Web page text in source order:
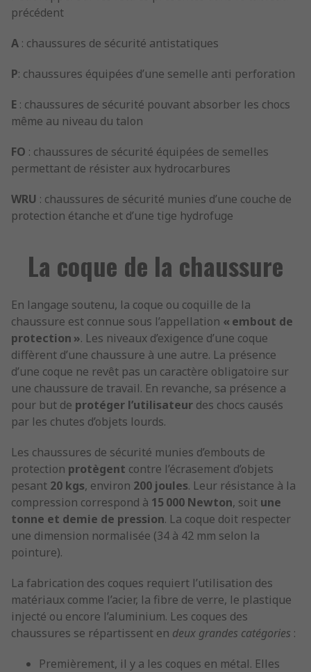
précédent
A : chaussures de sécurité antistatiques
P: chaussures équipées d’une semelle anti perforation
E : chaussures de sécurité pouvant absorber les chocs
même au niveau du talon
FO : chaussures de sécurité équipées de semelles
permettant de résister aux hydrocarbures
WRU : chaussures de sécurité munies d’une couche de
protection étanche et d’une tige hydrofuge
La coque de la chaussure
En langage soutenu, la coque ou coquille de la
chaussure est connue sous l’appellation « embout de
protection ». Les niveaux d’exigence d’une coque
diffèrent d’une chaussure à une autre. La présence
d’une coque ne revêt pas un caractère obligatoire sur
une chaussure de travail. En revanche, sa présence a
pour but de protéger l’utilisateur des chocs causés
par les chutes d’objets lourds.
Les chaussures de sécurité munies d’embouts de
protection protègent contre l’écrasement d’objets
pesant 20 kgs, environ 200 joules. Leur résistance à la
compression correspond à 15 000 Newton, soit une
tonne et demie de pression. La coque doit respecter
une dimension normalisée (34 à 42 mm selon la
pointure).
La fabrication des coques requiert l’utilisation des
matériaux comme l’acier, la fibre de verre, le plastique
injecté ou encore l’aluminium. Les coques des
chaussures se répartissent en deux grandes catégories :
Premièrement, il y a les coques en métal. Elles